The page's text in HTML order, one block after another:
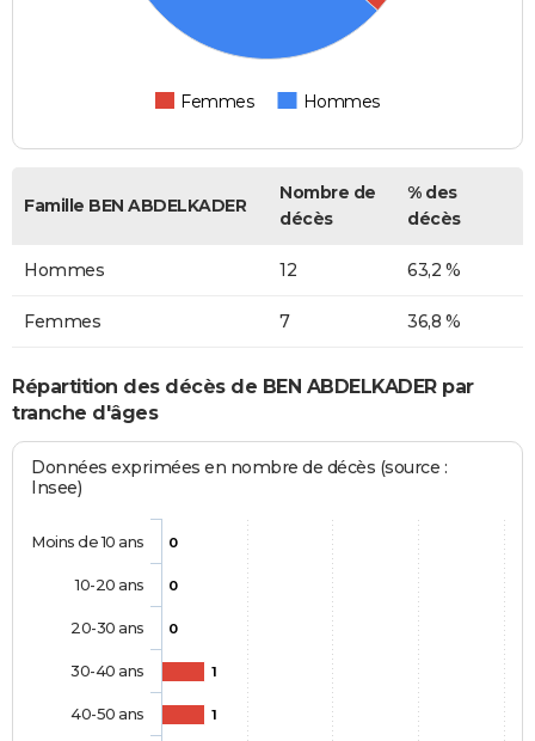
Femmes Hommes
Famille BEN ABDELKADER
Nombre de
décès
% des
décès
Hommes 12 63,2 %
Femmes 7 36,8 %
Répartition des décès de BEN ABDELKADER par
tranche d'âges
Données exprimées en nombre de décès (source :
Insee)
0
0
0
1
1
Moins de 10 ans
10-20 ans
20-30 ans
30-40 ans
40-50 ans